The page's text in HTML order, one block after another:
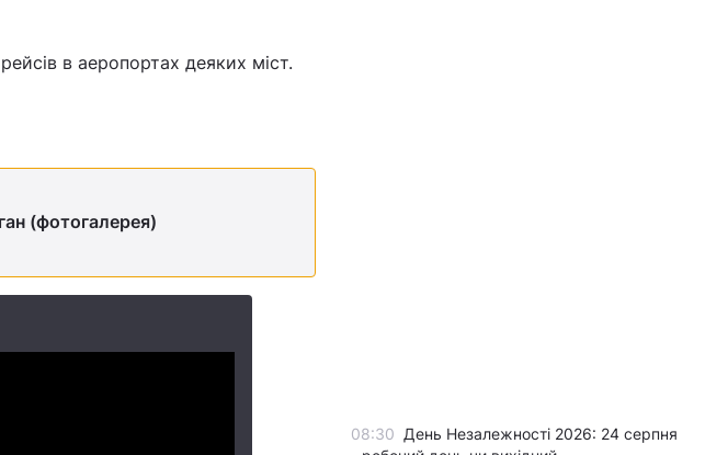
в аеропортах деяких міст.
(фотогалерея)
08:30 День Незалежності 2026: 24 серпня